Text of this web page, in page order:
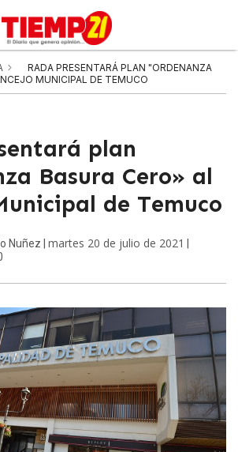
RADA PRESENTARÁ PLAN "ORDENANZA
MUNICIPAL DE TEMUCO
plan
Basura Cero» al
de Temuco
Nuñez | martes 20 de julio de 2021